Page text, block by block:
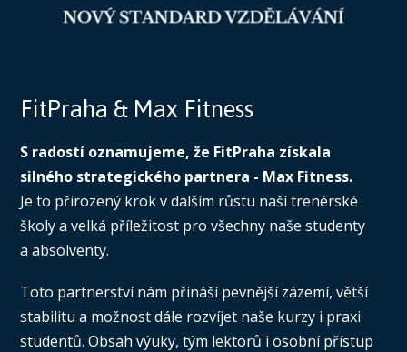
FitPraha & Max Fitness
S radostí oznamujeme, že FitPraha získala
silného strategického partnera - Max Fitness.
Je to přirozený krok v dalším růstu naší trenérské
školy a velká příležitost pro všechny naše studenty
a absolventy.
Toto partnerství nám přináší pevnější zázemí, větší
stabilitu a možnost dále rozvíjet naše kurzy i praxi
studentů. Obsah výuky, tým lektorů i osobní přístup